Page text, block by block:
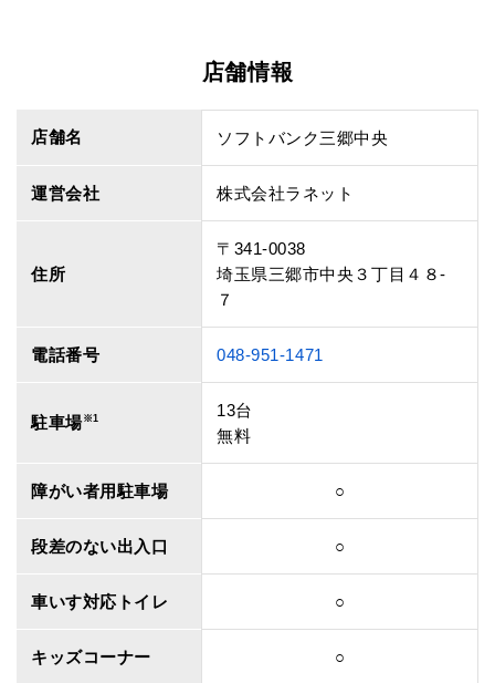
店舗情報
店舗名 ソフトバンク三郷中央
運営会社 株式会社ラネット
住所
〒341-0038
埼玉県三郷市中央３丁目４８‐
７
電話番号 048-951-1471
駐車場※1
13台
無料
障がい者用駐車場 ○
段差のない出入口 ○
車いす対応トイレ ○
キッズコーナー ○